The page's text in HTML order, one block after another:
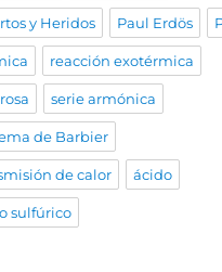
y Heridos Paul Erdös
reacción exotérmica
serie armónica
de Barbier
de calor ácido
sulfúrico